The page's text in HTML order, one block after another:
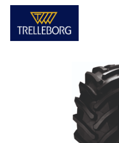
Bildergalerie überspringen